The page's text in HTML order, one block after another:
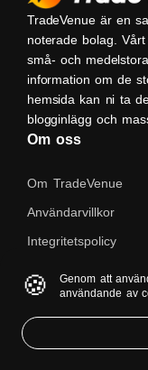
TradeVenue är en
noterade bolag.
små- och
information om de
hemsida kan ni ta
blogginlägg och
Om oss
Om TradeVenue
Användarvillkor
Integritetspolicy
Native
🍪
Genom att
användande av